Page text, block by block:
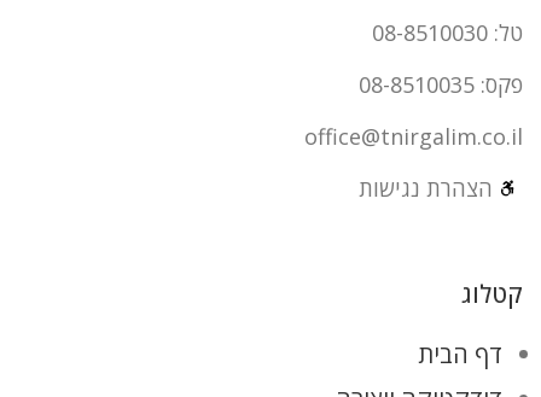
טל: 08-8510030
פקס: 08-8510035
office@tnirgalim.co.il
הצהרת נגישות
קטלוג
דף הבית